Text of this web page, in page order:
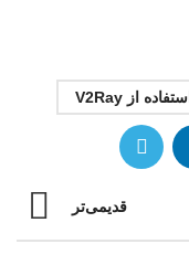
استفاده از V2Ray
قدیمی‌تر